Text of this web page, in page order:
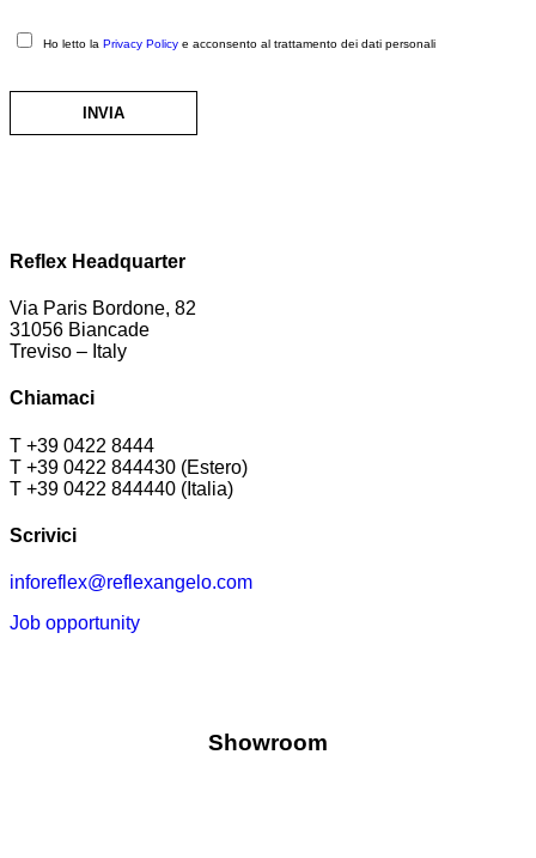
Ho letto la Privacy Policy e acconsento al trattamento dei dati personali
Reflex Headquarter
Via Paris Bordone, 82
31056 Biancade
Treviso – Italy
Chiamaci
T +39 0422 8444
T +39 0422 844430 (Estero)
T +39 0422 844440 (Italia)
Scrivici
inforeflex@reflexangelo.com
Job opportunity
Showroom